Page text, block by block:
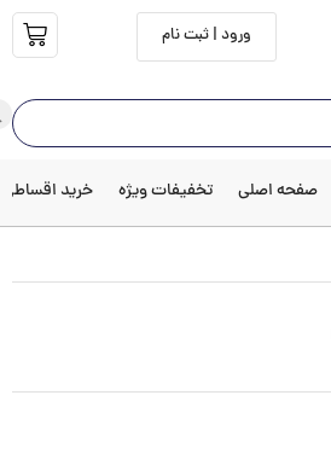
ورود | ثبت نام
صفحه اصلی تخفیفات ویژه خرید اقساطی